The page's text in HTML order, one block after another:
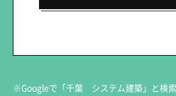
※Googleで「千葉 システム建築」と検